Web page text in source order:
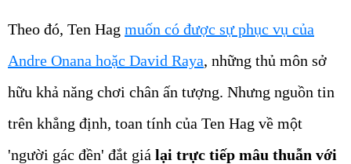
Theo đó, Ten Hag muốn có được sự phục vụ của
Andre Onana hoặc David Raya, những thủ môn sở
hữu khả năng chơi chân ấn tượng. Nhưng nguồn tin
trên khẳng định, toan tính của Ten Hag về một
'người gác đền' đắt giá lại trực tiếp mâu thuẫn với